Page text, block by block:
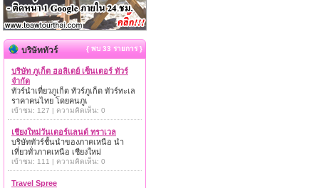
บริษัททัวร์ { พบ 33 รายการ }
บริษัท ภูเก็ต ฮอลิเดย์ เซ็นเตอร์ ทัวร์
จำกัด
ทัวร์นำเที่ยวภูเก็ต ทัวร์ภูเก็ต ทัวร์ทะเล
ราคาคนไทย โดยคนภูเ
เข้าชม: 127 | ความคิดเห็น: 0
เชียงใหม่วันเดอร์แลนด์ ทราเวล
บริษัททัวร์ชั้นนำของภาคเหนือ นำ
เที่ยวทั่วภาคเหนือ เชียงใหม่
เข้าชม: 111 | ความคิดเห็น: 0
Travel Spree